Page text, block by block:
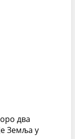
два
Земља у